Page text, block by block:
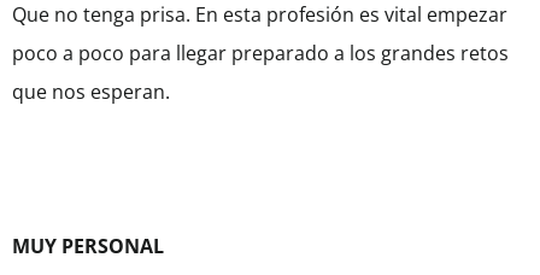
Que no tenga prisa. En esta profesión es vital empezar
poco a poco para llegar preparado a los grandes retos
que nos esperan.
MUY PERSONAL